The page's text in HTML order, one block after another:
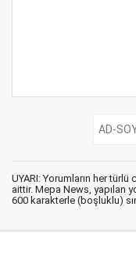
UYARI: Yorumların her
aittir. Mepa News, yapılan
600 karakterle (boşluklu)